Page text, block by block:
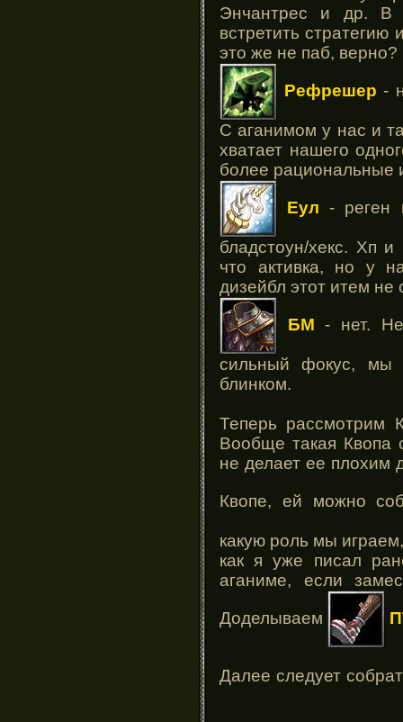
Энчантрес и др. В
встретить
это же не паб, верно?
Рефрешер -
С аганимом у нас и
хватает нашего
более рациональные
Еул - реген
бладстоун/хекс. Хп
что активка, но у
дизейбл этот итем не
БМ - нет.
сильный фокус, мы
блинком.
Теперь рассмотрим
Вообще такая Квопа
не делает ее плохим
Квопе, ей можно
какую роль мы
как я уже писал
аганиме, если
Доделываем
Далее следует